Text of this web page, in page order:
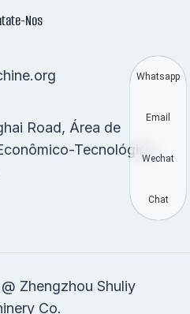
Nos
Road, Área de
Tecnológico,
Zhengzhou Shuliy
Co.
Whatsapp
Email
Wechat
Chat